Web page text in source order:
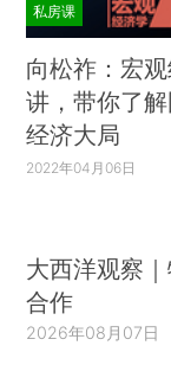
私房课
向松祚：宏
讲，带你了
经济大局
2022年04月06日
大西洋观察
合作
2026年08月07日